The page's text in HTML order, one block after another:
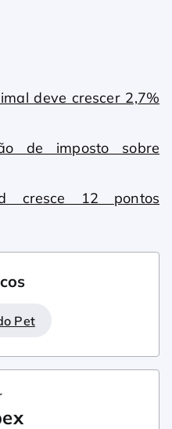
deve crescer 2,7%
de imposto sobre
cresce 12 pontos
Pet